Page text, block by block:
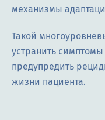
механизмы
Такой
устранить симптомы
предупредить
жизни пациента.